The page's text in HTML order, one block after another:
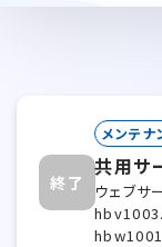
終了
メンテナ
共用サ
ウェブ